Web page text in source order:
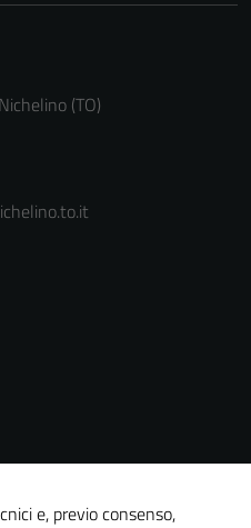
(TO)
e, previo consenso,
Tecnici
Questi cookie
informazioni